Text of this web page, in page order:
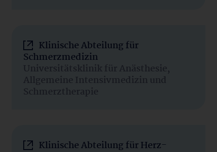
Klinische Abteilung für
Schmerzmedizin
Universitätsklinik für Anästhesie,
Allgemeine Intensivmedizin und
Schmerztherapie
Klinische Abteilung für Herz-